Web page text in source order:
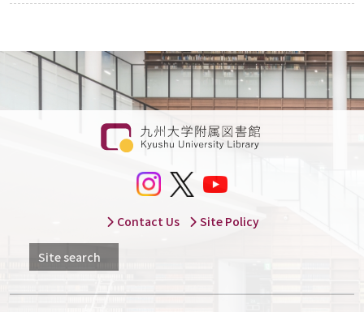
Contact Us Site Policy
Site search